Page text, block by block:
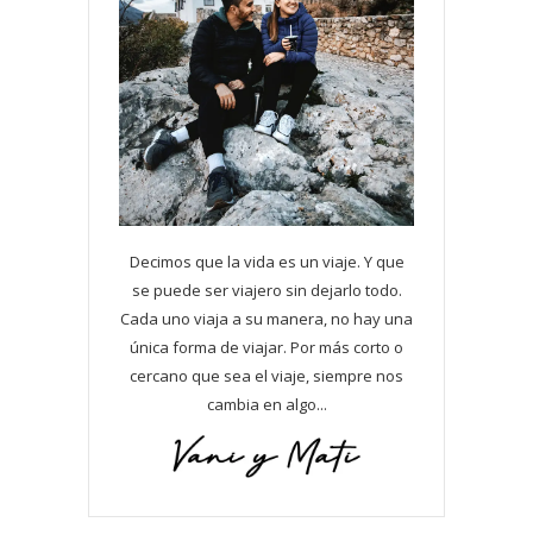
Decimos que la vida es un viaje. Y que
se puede ser viajero sin dejarlo todo.
Cada uno viaja a su manera, no hay una
única forma de viajar. Por más corto o
cercano que sea el viaje, siempre nos
cambia en algo...